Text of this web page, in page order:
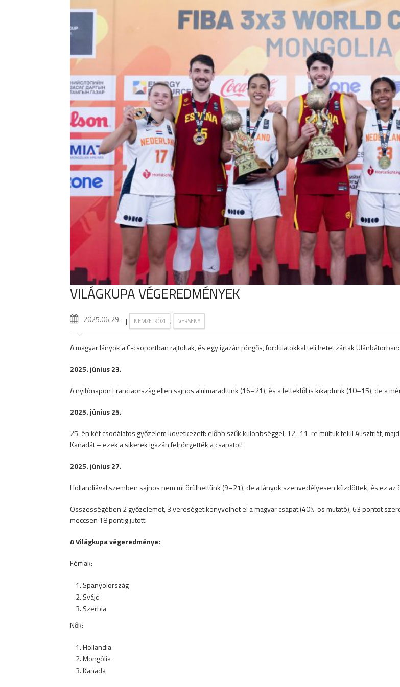
VILÁGKUPA VÉGEREDMÉNYEK
2025.06.29. | NEMZETKÖZI , VERSENY
A magyar lányok a C-csoportban rajtoltak, és egy igazán pörgős, fordulatokkal teli hetet zártak Ulánbátorban:
2025. június 23.
A nyitónapon Franciaország ellen sajnos alulmaradtunk (16–21), és a lettektől is kikaptunk (10–15), de a
2025. június 25.
25-én két csodálatos győzelem következett: előbb szűk különbséggel, 12–11-re múltuk felül Ausztriát,
Kanadát – ezek a sikerek igazán felpörgették a csapatot!
2025. június 27.
Hollandiával szemben sajnos nem mi örülhettünk (9–21), de a lányok szenvedélyesen küzdöttek, és ez az
Összességében 2 győzelemet, 3 vereséget könyvelhet el a magyar csapat (40%-os mutató), 63 pontot
meccsen 18 pontig jutott.
A Világkupa végeredménye:
Férfiak:
Spanyolország
Svájc
Szerbia
Nők:
Hollandia
Mongólia
Kanada